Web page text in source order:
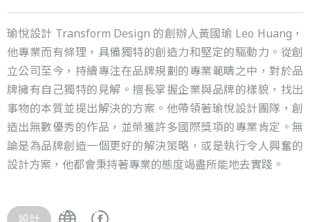
瑜悅設計 Transform Design 的創辦人黃國瑜 Leo Huang，
他專業而有條理，具備獨特的創造力和堅定的驅動力。從創
立公司至今，持續專注在品牌規劃的專業範疇之中，對於品
牌擁有自己獨特的見解。擅長掌握企業與品牌的樣貌，找出
事物的本質並提出解決的方案。他帶領著瑜悅設計團隊，創
造出無數優秀的作品，並榮獲許多國際獎項的專業肯定。無
論是為品牌創造一個更好的解決策略，或是執行令人興奮的
設計方案，他都會秉持著專業的態度竭盡所能地去實踐。